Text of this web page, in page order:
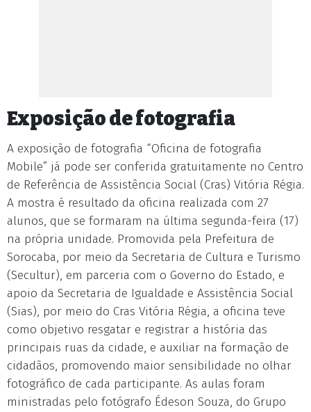
Exposição de fotografia
A exposição de fotografia “Oficina de fotografia
Mobile” já pode ser conferida gratuitamente no Centro
de Referência de Assistência Social (Cras) Vitória Régia.
A mostra é resultado da oficina realizada com 27
alunos, que se formaram na última segunda-feira (17)
na própria unidade. Promovida pela Prefeitura de
Sorocaba, por meio da Secretaria de Cultura e Turismo
(Secultur), em parceria com o Governo do Estado, e
apoio da Secretaria de Igualdade e Assistência Social
(Sias), por meio do Cras Vitória Régia, a oficina teve
como objetivo resgatar e registrar a história das
principais ruas da cidade, e auxiliar na formação de
cidadãos, promovendo maior sensibilidade no olhar
fotográfico de cada participante. As aulas foram
ministradas pelo fotógrafo Édeson Souza, do Grupo